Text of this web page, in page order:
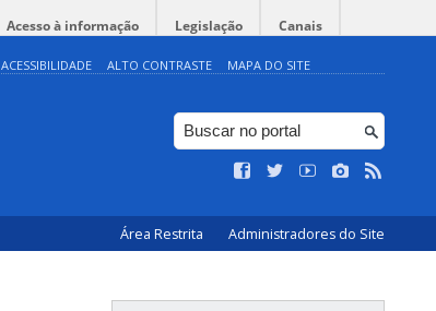
Acesso à informação Legislação Canais
ACESSIBILIDADE ALTO CONTRASTE MAPA DO SITE
Área Restrita Administradores do Site